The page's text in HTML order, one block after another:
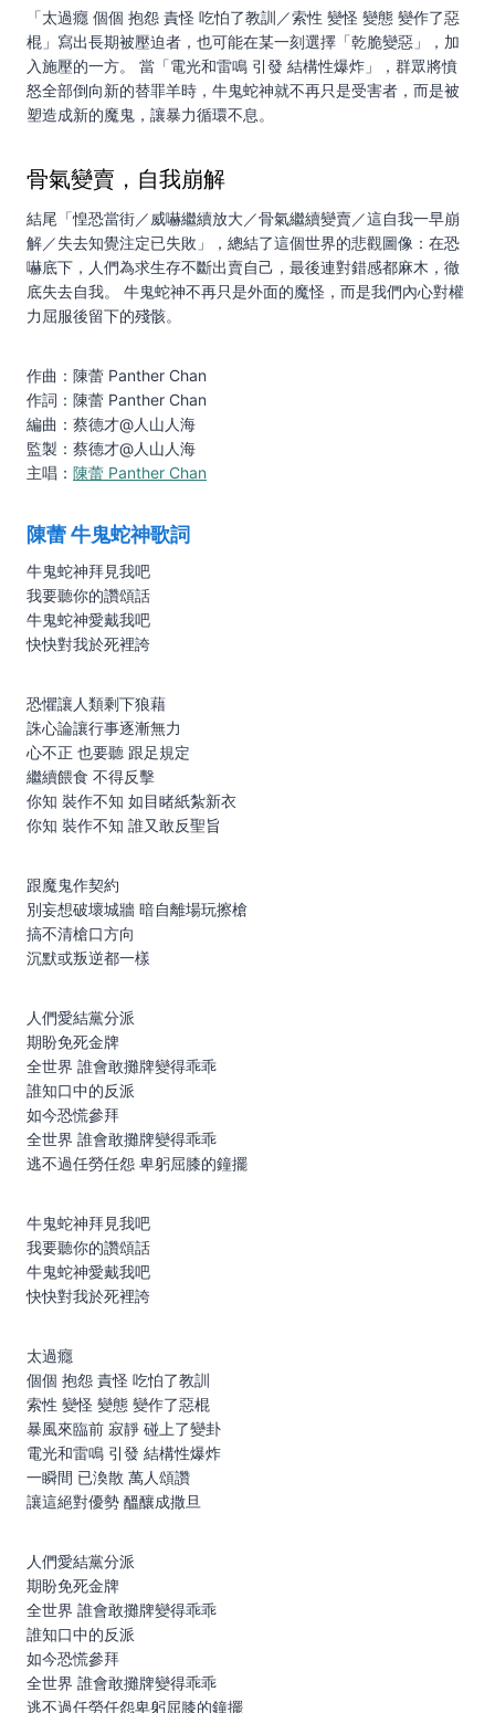
「太過癮 個個 抱怨 責怪 吃怕了教訓／索性 變怪 變態 變作了惡
棍」寫出長期被壓迫者，也可能在某一刻選擇「乾脆變惡」，加
入施壓的一方。 當「電光和雷鳴 引發 結構性爆炸」，群眾將憤
怒全部倒向新的替罪羊時，牛鬼蛇神就不再只是受害者，而是被
塑造成新的魔鬼，讓暴力循環不息。
骨氣變賣，自我崩解
結尾「惶恐當街／威嚇繼續放大／骨氣繼續變賣／這自我一早崩
解／失去知覺注定已失敗」，總結了這個世界的悲觀圖像：在恐
嚇底下，人們為求生存不斷出賣自己，最後連對錯感都麻木，徹
底失去自我。 牛鬼蛇神不再只是外面的魔怪，而是我們內心對權
力屈服後留下的殘骸。
作曲：陳蕾 Panther Chan
作詞：陳蕾 Panther Chan
編曲：蔡德才@人山人海
監製：蔡德才@人山人海
主唱： 陳蕾 Panther Chan
陳蕾牛鬼蛇神歌詞
牛鬼蛇神拜見我吧
我要聽你的讚頌話
牛鬼蛇神愛戴我吧
快快對我於死裡誇
恐懼讓人類剩下狼藉
誅心論讓行事逐漸無力
心不正 也要聽 跟足規定
繼續餵食 不得反擊
你知 裝作不知 如目睹紙紮新衣
你知 裝作不知 誰又敢反聖旨
跟魔鬼作契約
別妄想破壞城牆 暗自離場玩擦槍
搞不清槍口方向
沉默或叛逆都一樣
人們愛結黨分派
期盼免死金牌
全世界 誰會敢攤牌變得乖乖
誰知口中的反派
如今恐慌參拜
全世界 誰會敢攤牌變得乖乖
逃不過任勞任怨 卑躬屈膝的鐘擺
牛鬼蛇神拜見我吧
我要聽你的讚頌話
牛鬼蛇神愛戴我吧
快快對我於死裡誇
太過癮
個個 抱怨 責怪 吃怕了教訓
索性 變怪 變態 變作了惡棍
暴風來臨前 寂靜 碰上了變卦
電光和雷鳴 引發 結構性爆炸
一瞬間 已渙散 萬人頌讚
讓這絕對優勢 醞釀成撒旦
人們愛結黨分派
期盼免死金牌
全世界 誰會敢攤牌變得乖乖
誰知口中的反派
如今恐慌參拜
全世界 誰會敢攤牌變得乖乖
逃不過任勞任怨卑躬屈膝的鐘擺